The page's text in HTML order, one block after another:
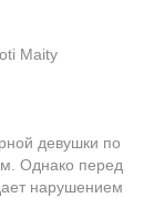
Maity
девушки по
Однако перед
нарушением